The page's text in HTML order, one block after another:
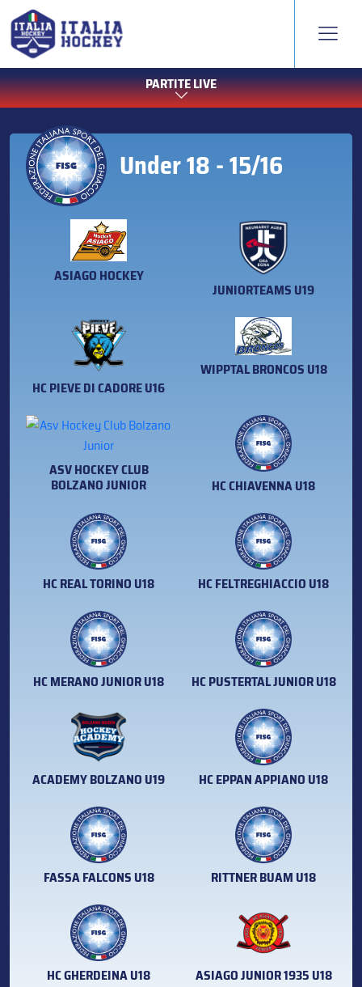
PARTITE LIVE
Under 18 - 15/16
ASIAGO HOCKEY
JUNIORTEAMS U19
HC PIEVE DI CADORE U16
WIPPTAL BRONCOS U18
ASV HOCKEY CLUB
BOLZANO JUNIOR HC CHIAVENNA U18
HC REAL TORINO U18 HC FELTREGHIACCIO U18
HC MERANO JUNIOR U18 HC PUSTERTAL JUNIOR U18
ACADEMY BOLZANO U19 HC EPPAN APPIANO U18
FASSA FALCONS U18 RITTNER BUAM U18
HC GHERDEINA U18 ASIAGO JUNIOR 1935 U18